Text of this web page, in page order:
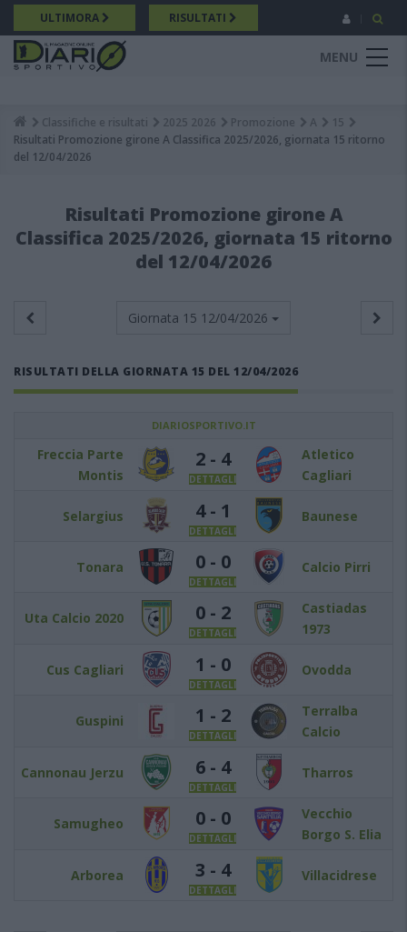
Salta
al
contenuto
principale
ULTIMORA RISULTATI
MENU
Breadcrumb
Classifiche e risultati 2025 2026 Promozione A
15
Risultati Promozione girone A Classifica 2025/2026, giornata 15 ritorno
del 12/04/2026
Risultati Promozione girone A
Classifica 2025/2026, giornata 15 ritorno
del 12/04/2026
Giornata 15 12/04/2026
RISULTATI DELLA GIORNATA 15 DEL 12/04/2026
DIARIOSPORTIVO.IT
Freccia Parte
Montis
2 - 4
DETTAGLI
Atletico
Cagliari
Selargius 4 - 1
DETTAGLI
Baunese
Tonara 0 - 0
DETTAGLI
Calcio Pirri
Uta Calcio 2020 0 - 2
DETTAGLI
Castiadas
1973
Cus Cagliari 1 - 0
DETTAGLI
Ovodda
Guspini 1 - 2
DETTAGLI
Terralba
Calcio
Cannonau Jerzu 6 - 4
DETTAGLI
Tharros
Samugheo 0 - 0
DETTAGLI
Vecchio
Borgo S. Elia
Arborea 3 - 4
DETTAGLI
Villacidrese